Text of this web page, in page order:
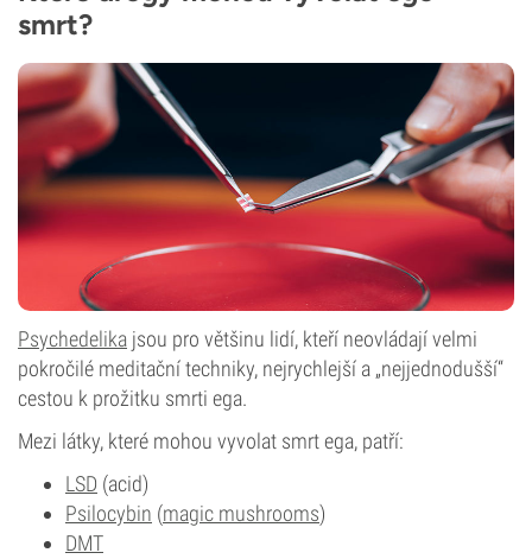
smrt?
Psychedelika jsou pro většinu lidí, kteří neovládají velmi
pokročilé meditační techniky, nejrychlejší a „nejjednodušší“
cestou k prožitku smrti ega.
Mezi látky, které mohou vyvolat smrt ega, patří:
LSD (acid)
Psilocybin (magic mushrooms)
DMT